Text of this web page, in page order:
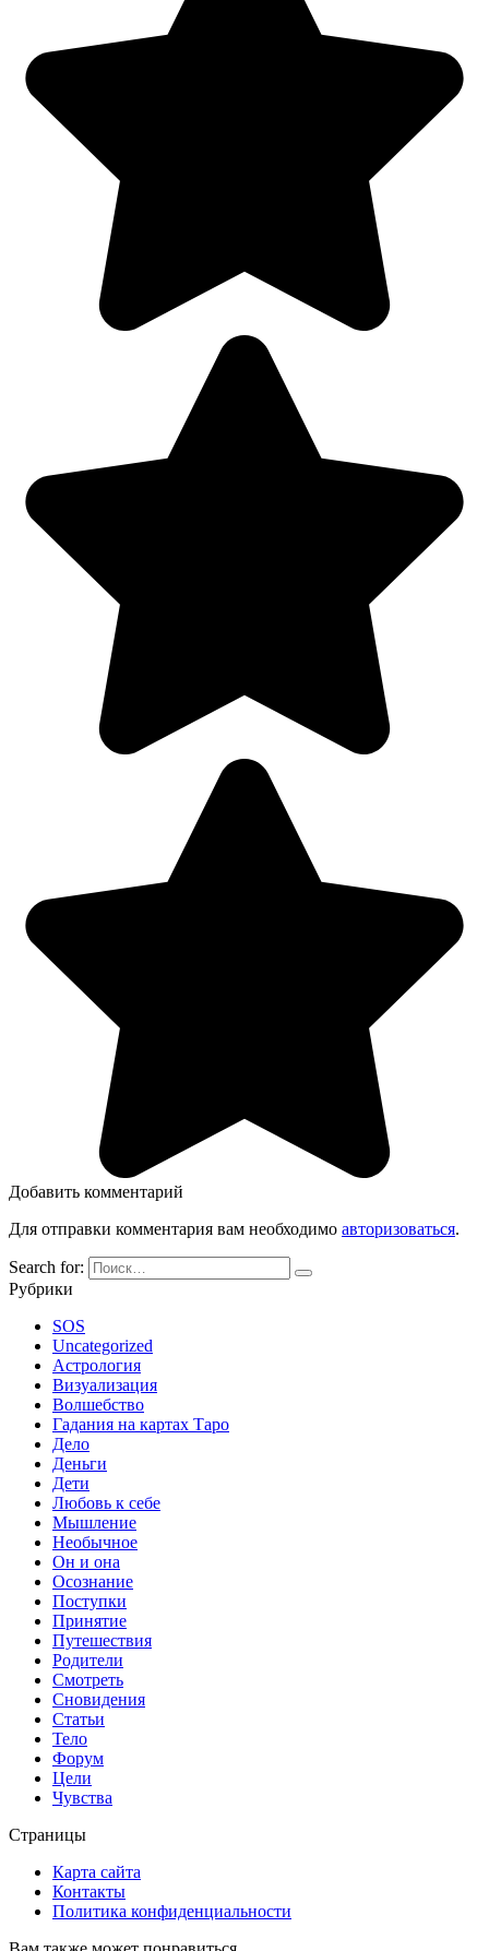
Добавить комментарий
Для отправки комментария вам необходимо авторизоваться.
Search for:
Рубрики
SOS
Uncategorized
Астрология
Визуализация
Волшебство
Гадания на картах Таро
Дело
Деньги
Дети
Любовь к себе
Мышление
Необычное
Он и она
Осознание
Поступки
Принятие
Путешествия
Родители
Смотреть
Сновидения
Статьи
Тело
Форум
Цели
Чувства
Страницы
Карта сайта
Контакты
Политика конфиденциальности